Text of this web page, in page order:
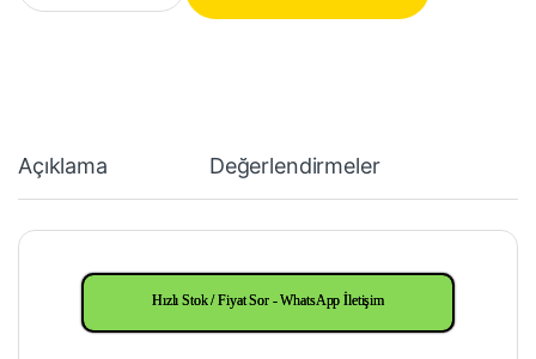
Açıklama Değerlendirmeler
Hızlı Stok / Fiyat Sor - WhatsApp İletişim